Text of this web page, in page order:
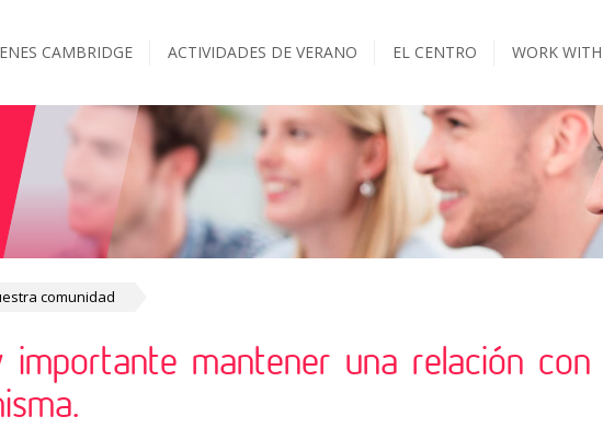
CAMBRIDGE ACTIVIDADES DE VERANO EL CENTRO WORK
comunidad
mantener una relación